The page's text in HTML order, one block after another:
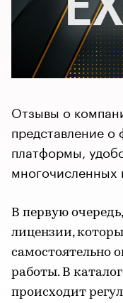
Отзывы о
представление о
платформы,
многочисленных
В первую
лицензии,
самостоятельно
работы. В
происходит